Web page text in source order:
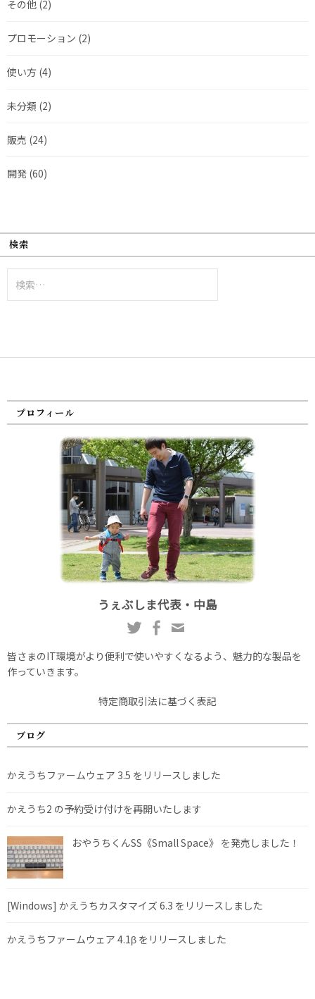
その他 (2)
プロモーション (2)
使い方 (4)
未分類 (2)
販売 (24)
開発 (60)
検索
索:
プロフィール
うぇぶしま代表・中島
皆さまのIT環境がより便利で使いやすくなるよう、魅力的な製品を
作っていきます。
特定商取引法に基づく表記
ブログ
かえうちファームウェア 3.5 をリリースしました
かえうち2 の予約受け付けを再開いたします
おやうちくんSS《Small Space》 を発売しました！
[Windows] かえうちカスタマイズ 6.3 をリリースしました
かえうちファームウェア 4.1β をリリースしました